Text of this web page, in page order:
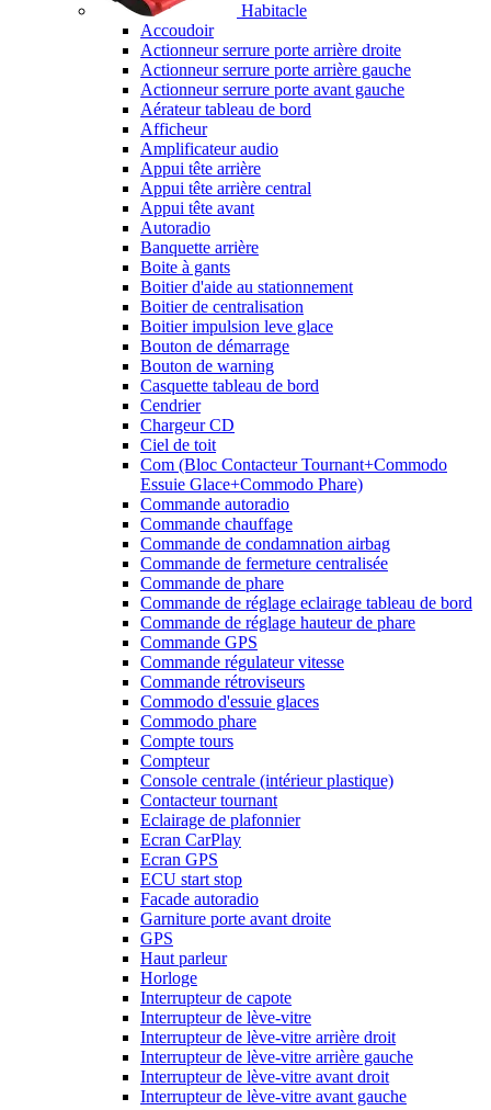
Habitacle
Accoudoir
Actionneur serrure porte arrière droite
Actionneur serrure porte arrière gauche
Actionneur serrure porte avant gauche
Aérateur tableau de bord
Afficheur
Amplificateur audio
Appui tête arrière
Appui tête arrière central
Appui tête avant
Autoradio
Banquette arrière
Boite à gants
Boitier d'aide au stationnement
Boitier de centralisation
Boitier impulsion leve glace
Bouton de démarrage
Bouton de warning
Casquette tableau de bord
Cendrier
Chargeur CD
Ciel de toit
Com (Bloc Contacteur Tournant+Commodo
Essuie Glace+Commodo Phare)
Commande autoradio
Commande chauffage
Commande de condamnation airbag
Commande de fermeture centralisée
Commande de phare
Commande de réglage eclairage tableau de bord
Commande de réglage hauteur de phare
Commande GPS
Commande régulateur vitesse
Commande rétroviseurs
Commodo d'essuie glaces
Commodo phare
Compte tours
Compteur
Console centrale (intérieur plastique)
Contacteur tournant
Eclairage de plafonnier
Ecran CarPlay
Ecran GPS
ECU start stop
Facade autoradio
Garniture porte avant droite
GPS
Haut parleur
Horloge
Interrupteur de capote
Interrupteur de lève-vitre
Interrupteur de lève-vitre arrière droit
Interrupteur de lève-vitre arrière gauche
Interrupteur de lève-vitre avant droit
Interrupteur de lève-vitre avant gauche